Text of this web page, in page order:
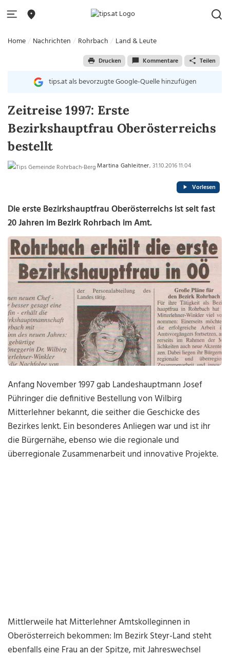
Home Nachrichten Rohrbach Land & Leute
Drucken Kommentare Teilen
tips.at als bevorzugte Google-Quelle hinzufügen
Zeitreise 1997: Erste
Bezirkshauptfrau Oberösterreichs
bestellt
Martina Gahleitner, 31.10.2016 11:04
Vorlesen
Die erste Bezirkshauptfrau Oberösterreichs ist seit fast
20 Jahren im Bezirk Rohrbach im Amt.
Anfang November 1997 gab Landeshauptmann Josef
Pühringer die definitive Bestellung von Wilbirg
Mitterlehner bekannt, die seither die Geschicke des
Bezirkes lenkt. Ein besonderes Anliegen war und ist ihr
die Bürgernähe, ebenso wie die regionale und
überregionale Zusammenarbeit und innovative Projekte.
Mittlerweile hat Mitterlehner Amtskolleginnen in
Oberösterreich bekommen: Im Bezirk Steyr-Land steht
ebenfalls eine Frau an der Spitze, mit Jahreswechsel